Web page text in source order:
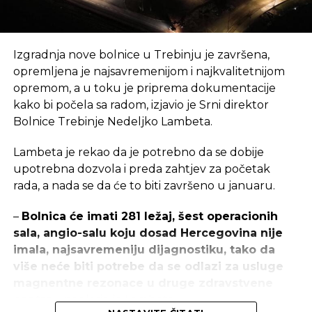
– Most na Vrbasu biće završen za mjesec i po do
dva, dok će gradnja vijadukta „Mahovljani“ trajati još
oko tri mjeseca i sve to vrijeme biće zatvorena
petlja za saobraćaj – rekao je Stanković i dodao da
je duž trase budućeg autoputa u toku
postavljanje posljednjeg sloja nasipa i da radnici
rade i na iskopu usjeka i formiranju kosina nasipa i
Autoput od Banjaluke do Doboja gradi
konzorcijum koji čine „Integral inženjering“ i
Prva dionica
Slobodan Stanković je rekao da će gradnja
Izgradnja nove bolnice u Trebinju je završena,
opremljena je najsavremenijom i najkvalitetnijom
opremom, a u toku je priprema dokumentacije
kako bi počela sa radom, izjavio je Srni direktor
Bolnice Trebinje Nedeljko Lambeta.
Lambeta je rekao da je potrebno da se dobije
upotrebna dozvola i preda zahtjev za početak
rada, a nada se da će to biti završeno u januaru.
– Bolnica će imati 281 ležaj, šest operacionih
sala, angio-salu koju dosad Hercegovina nije
imala, najsavremeniju dijagnostiku, tako da
više neće biti potrebe da se odlazi za usluge
– naglasio je Lambeta.